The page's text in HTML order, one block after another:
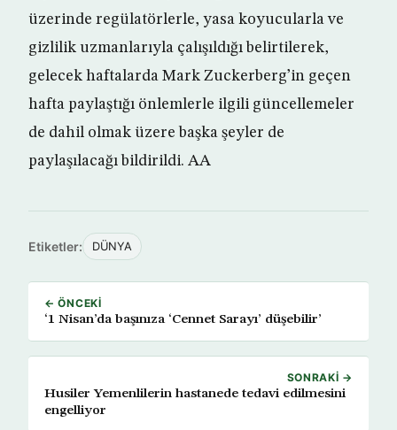
üzerinde regülatörlerle, yasa koyucularla ve
gizlilik uzmanlarıyla çalışıldığı belirtilerek,
gelecek haftalarda Mark Zuckerberg’in geçen
hafta paylaştığı önlemlerle ilgili güncellemeler
de dahil olmak üzere başka şeyler de
paylaşılacağı bildirildi. AA
Etiketler: DÜNYA
← ÖNCEKI
‘1 Nisan’da başınıza ‘Cennet Sarayı’ düşebilir’
SONRAKI →
Husiler Yemenlilerin hastanede tedavi edilmesini
engelliyor